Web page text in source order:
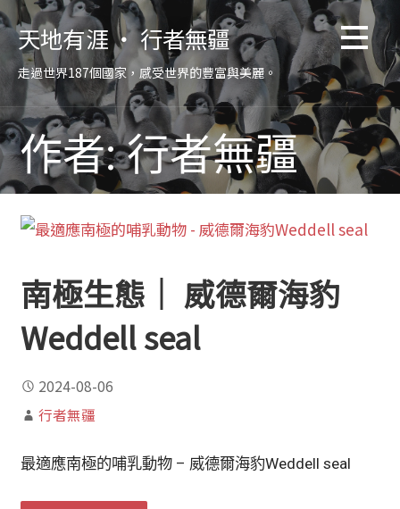
跳
至
要
容
天地有涯 ‧ 行者無疆
走過世界187個國家，感受世界的豐富與美麗。
作者: 行者無疆
南極生態｜ 威德爾海豹
Weddell seal
2024-08-06
行者無疆
最適應南極的哺乳動物 – 威德爾海豹Weddell seal